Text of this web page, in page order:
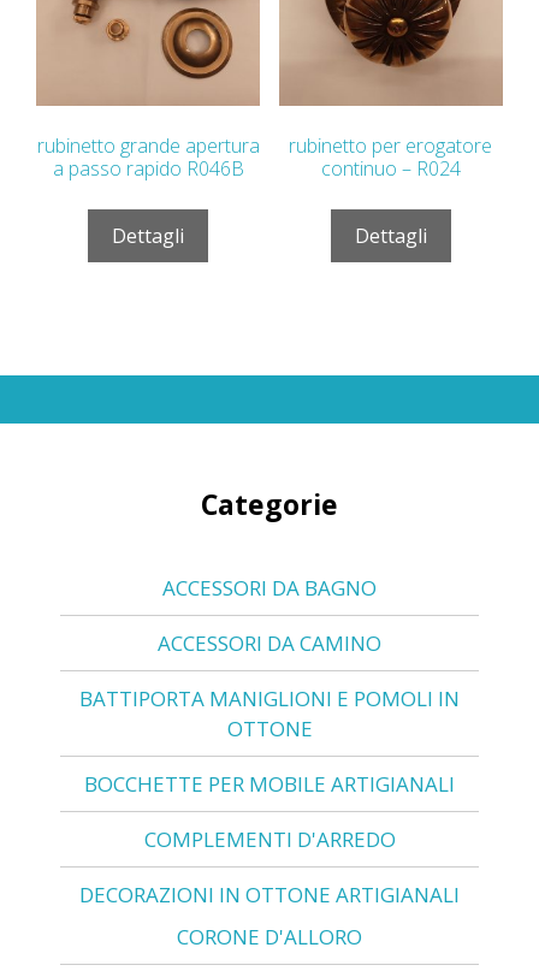
rubinetto grande apertura
a passo rapido R046B
Dettagli
rubinetto per erogatore
continuo – R024
Dettagli
Categorie
ACCESSORI DA BAGNO
ACCESSORI DA CAMINO
BATTIPORTA MANIGLIONI E POMOLI IN
OTTONE
BOCCHETTE PER MOBILE ARTIGIANALI
COMPLEMENTI D'ARREDO
DECORAZIONI IN OTTONE ARTIGIANALI
CORONE D'ALLORO